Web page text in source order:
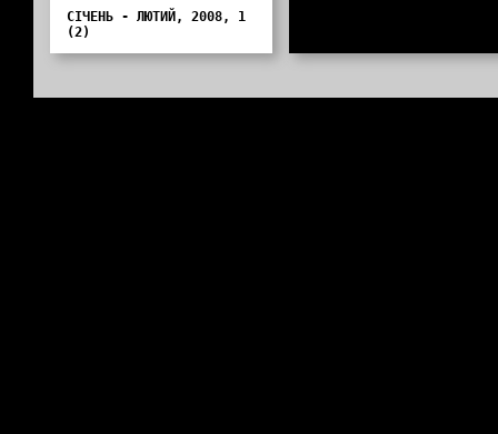
СІЧЕНЬ - ЛЮТИЙ, 2008, 1
(2)